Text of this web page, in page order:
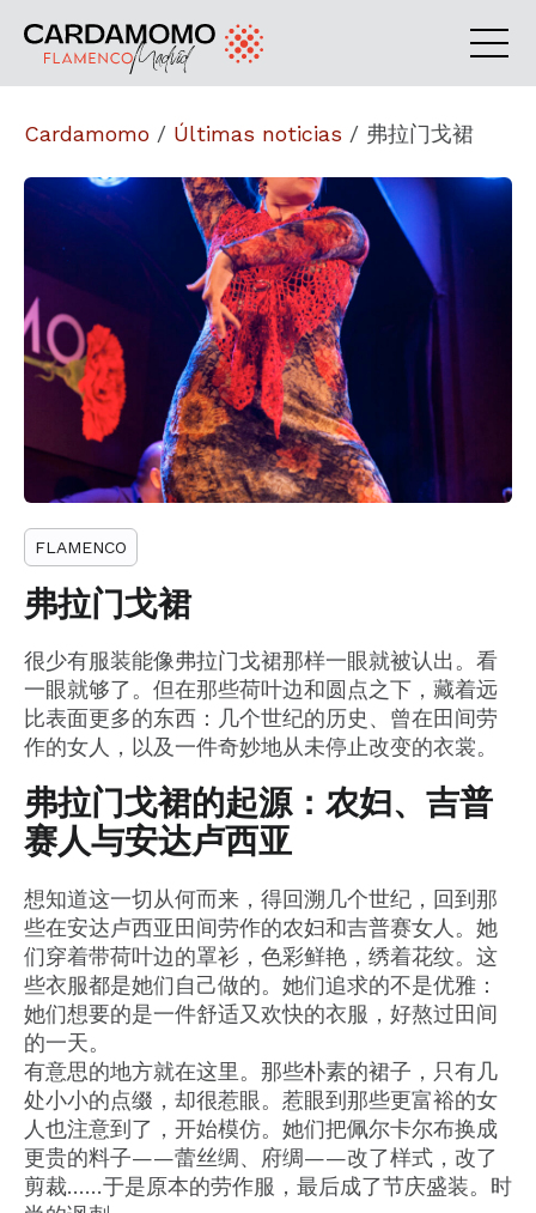
Cardamomo / Últimas noticias / 弗拉门戈裙
FLAMENCO
弗拉门戈裙
很少有服装能像弗拉门戈裙那样一眼就被认出。看
一眼就够了。但在那些荷叶边和圆点之下，藏着远
比表面更多的东西：几个世纪的历史、曾在田间劳
作的女人，以及一件奇妙地从未停止改变的衣裳。
弗拉门戈裙的起源：农妇、吉普
赛人与安达卢西亚
想知道这一切从何而来，得回溯几个世纪，回到那
些在安达卢西亚田间劳作的农妇和吉普赛女人。她
们穿着带荷叶边的罩衫，色彩鲜艳，绣着花纹。这
些衣服都是她们自己做的。她们追求的不是优雅：
她们想要的是一件舒适又欢快的衣服，好熬过田间
的一天。
有意思的地方就在这里。那些朴素的裙子，只有几
处小小的点缀，却很惹眼。惹眼到那些更富裕的女
人也注意到了，开始模仿。她们把佩尔卡尔布换成
更贵的料子——蕾丝绸、府绸——改了样式，改了
剪裁……于是原本的劳作服，最后成了节庆盛装。时